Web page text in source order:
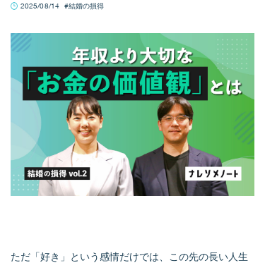
2025/08/14 結婚の損得
ただ「好き」という感情だけでは、この先の長い人生